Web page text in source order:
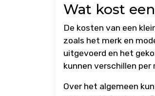
Wat kost
De kosten van een
zoals het merk en
uitgevoerd en het
kunnen verschillen per
Over het algemeen